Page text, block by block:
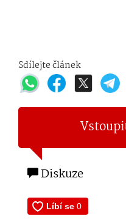
Sdílejte článek
Diskuze